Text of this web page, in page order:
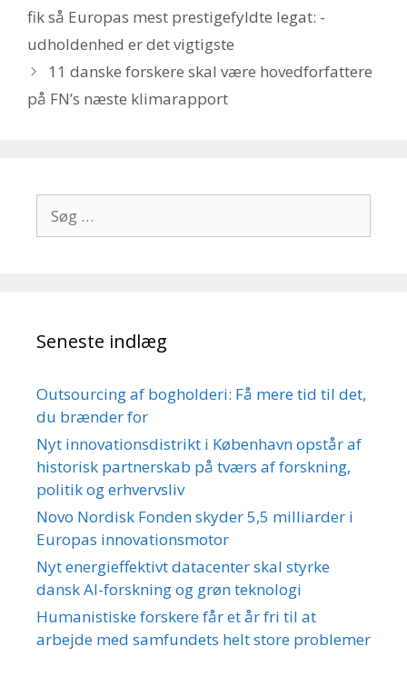
fik så Europas mest prestigefyldte legat: -
udholdenhed er det vigtigste
11 danske forskere skal være hovedforfattere
på FN’s næste klimarapport
efter:
Seneste indlæg
Outsourcing af bogholderi: Få mere tid til det,
du brænder for
Nyt innovationsdistrikt i København opstår af
historisk partnerskab på tværs af forskning,
politik og erhvervsliv
Novo Nordisk Fonden skyder 5,5 milliarder i
Europas innovationsmotor
Nyt energieffektivt datacenter skal styrke
dansk AI-forskning og grøn teknologi
Humanistiske forskere får et år fri til at
arbejde med samfundets helt store problemer